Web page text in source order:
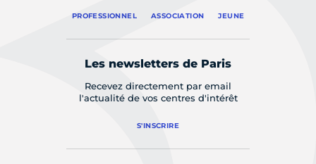
PROFESSIONNEL ASSOCIATION JEUNE
Les newsletters de Paris
Recevez directement par email
l'actualité de vos centres d'intérêt
S'INSCRIRE